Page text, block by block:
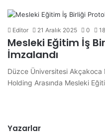
Editor 21 Aralık 2025 0 18
Mesleki Eğitim İş
İmzalandı
Düzce Üniversitesi Akçakoca
Holding Arasında Mesleki
Yazarlar